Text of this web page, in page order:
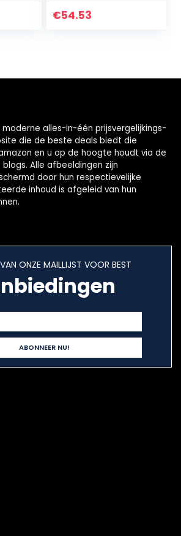
Vervangen
€54.53
moderne alles-in-één prijsvergelijkings-
die de beste deals biedt die
en u op de hoogte houdt via de
Alle afbeeldingen zijn
door hun respectievelijke
inhoud is afgeleid van hun
ONZE MAILLIJST VOOR BEST